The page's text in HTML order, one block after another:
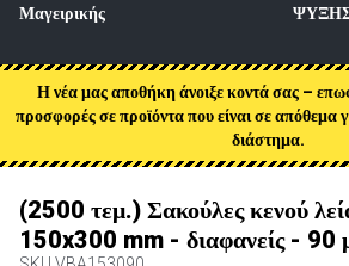
Μαγειρικής
Η νέα μας αποθήκη άνοιξε κοντά σας –
προσφορές σε προϊόντα που είναι σε απόθεμα
διάστημα.
(2500 τεμ.) Σακούλες κενού
150x300 mm - διαφανείς - 90